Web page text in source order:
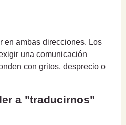
en ambas direcciones. Los
una comunicación
con gritos, desprecio o
a "traducirnos"